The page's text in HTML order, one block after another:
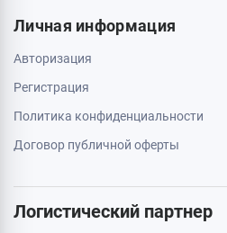
063 789 66 52
Дополнительно
Акции
Бренды
Карта сайта